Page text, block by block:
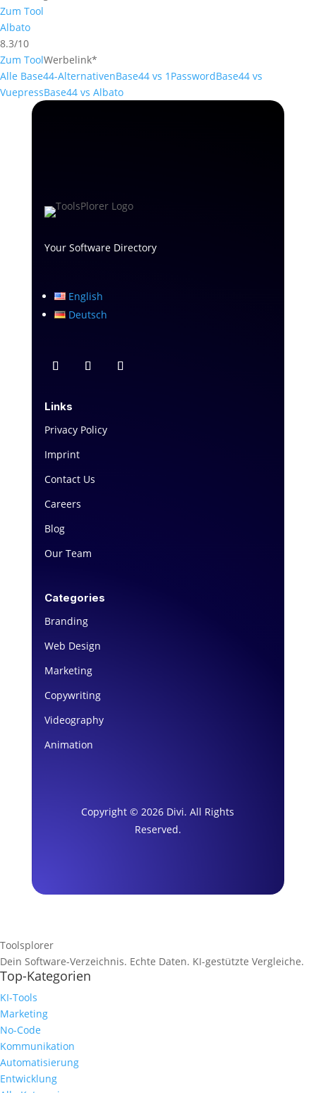
Zum Tool
Albato
8.3/10
Zum ToolWerbelink*
Alle Base44-AlternativenBase44 vs 1PasswordBase44 vs
VuepressBase44 vs Albato
Your Software Directory
English
Deutsch
Links
Privacy Policy
Imprint
Contact Us
Careers
Blog
Our Team
Categories
Branding
Web Design
Marketing
Copywriting
Videography
Animation
Copyright © 2026 Divi. All Rights
Reserved.
Toolsplorer
Dein Software-Verzeichnis. Echte Daten. KI-gestützte Vergleiche.
Top-Kategorien
KI-Tools
Marketing
No-Code
Kommunikation
Automatisierung
Entwicklung